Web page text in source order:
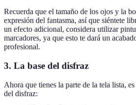
Recuerda que el tamaño de los ojos y la
expresión del fantasma, así que siéntete
un efecto adicional, considera utilizar
marcadores, ya que esto te dará un
profesional.
3. La base del disfraz
Ahora que tienes la parte de la tela lista,
del disfraz: